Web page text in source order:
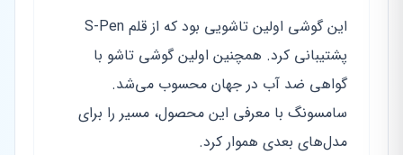
این گوشی اولین تاشویی بود که از قلم S-Pen
پشتیبانی کرد. همچنین اولین گوشی تاشو با
گواهی ضد آب در جهان محسوب می‌شد.
سامسونگ با معرفی این محصول، مسیر را برای
مدل‌های بعدی هموار کرد.